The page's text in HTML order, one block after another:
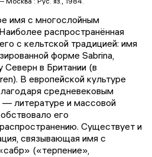
имя с многослойным
распространённая
с кельтской традицией: имя
форме Sabrina,
Северн в Британии (в
В европейской культуре
средневековым
литературе и массовой
его
Существует и
связывающая имя с
(«терпение»,